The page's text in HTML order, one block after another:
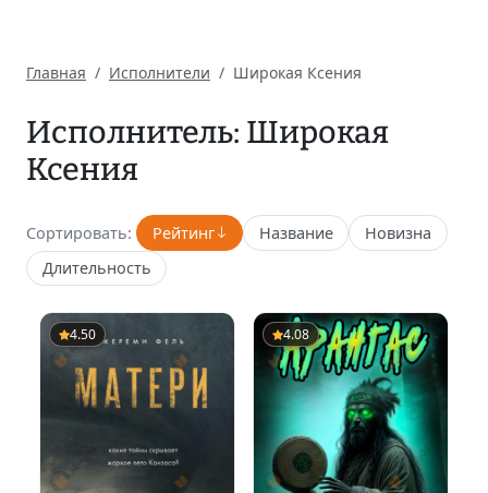
Главная Исполнители Широкая Ксения
Исполнитель: Широкая
Ксения
Сортировать: Рейтинг Название
Новизна
Длительность
4.50 4.08